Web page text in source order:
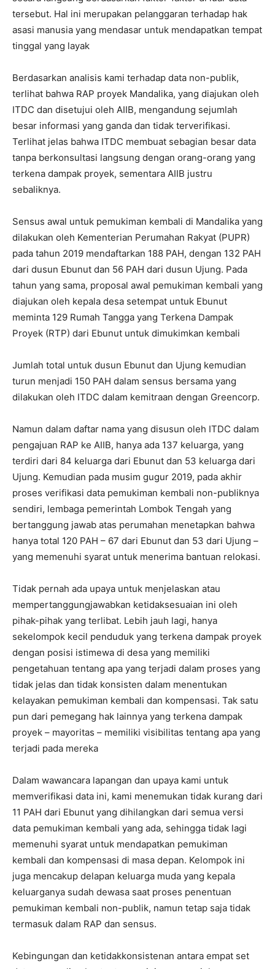
tersebut. Hal ini merupakan pelanggaran terhadap hak
asasi manusia yang mendasar untuk mendapatkan tempat
tinggal yang layak
Berdasarkan analisis kami terhadap data non-publik,
terlihat bahwa RAP proyek Mandalika, yang diajukan oleh
ITDC dan disetujui oleh AIIB, mengandung sejumlah
besar informasi yang ganda dan tidak terverifikasi.
Terlihat jelas bahwa ITDC membuat sebagian besar data
tanpa berkonsultasi langsung dengan orang-orang yang
terkena dampak proyek, sementara AIIB justru
sebaliknya.
Sensus awal untuk pemukiman kembali di Mandalika yang
dilakukan oleh Kementerian Perumahan Rakyat (PUPR)
pada tahun 2019 mendaftarkan 188 PAH, dengan 132 PAH
dari dusun Ebunut dan 56 PAH dari dusun Ujung. Pada
tahun yang sama, proposal awal pemukiman kembali yang
diajukan oleh kepala desa setempat untuk Ebunut
meminta 129 Rumah Tangga yang Terkena Dampak
Proyek (RTP) dari Ebunut untuk dimukimkan kembali
Jumlah total untuk dusun Ebunut dan Ujung kemudian
turun menjadi 150 PAH dalam sensus bersama yang
dilakukan oleh ITDC dalam kemitraan dengan Greencorp.
Namun dalam daftar nama yang disusun oleh ITDC dalam
pengajuan RAP ke AIIB, hanya ada 137 keluarga, yang
terdiri dari 84 keluarga dari Ebunut dan 53 keluarga dari
Ujung. Kemudian pada musim gugur 2019, pada akhir
proses verifikasi data pemukiman kembali non-publiknya
sendiri, lembaga pemerintah Lombok Tengah yang
bertanggung jawab atas perumahan menetapkan bahwa
hanya total 120 PAH – 67 dari Ebunut dan 53 dari Ujung –
yang memenuhi syarat untuk menerima bantuan relokasi.
Tidak pernah ada upaya untuk menjelaskan atau
mempertanggungjawabkan ketidaksesuaian ini oleh
pihak-pihak yang terlibat. Lebih jauh lagi, hanya
sekelompok kecil penduduk yang terkena dampak proyek
dengan posisi istimewa di desa yang memiliki
pengetahuan tentang apa yang terjadi dalam proses yang
tidak jelas dan tidak konsisten dalam menentukan
kelayakan pemukiman kembali dan kompensasi. Tak satu
pun dari pemegang hak lainnya yang terkena dampak
proyek – mayoritas – memiliki visibilitas tentang apa yang
terjadi pada mereka
Dalam wawancara lapangan dan upaya kami untuk
memverifikasi data ini, kami menemukan tidak kurang dari
11 PAH dari Ebunut yang dihilangkan dari semua versi
data pemukiman kembali yang ada, sehingga tidak lagi
memenuhi syarat untuk mendapatkan pemukiman
kembali dan kompensasi di masa depan. Kelompok ini
juga mencakup delapan keluarga muda yang kepala
keluarganya sudah dewasa saat proses penentuan
pemukiman kembali non-publik, namun tetap saja tidak
termasuk dalam RAP dan sensus.
Kebingungan dan ketidakkonsistenan antara empat set